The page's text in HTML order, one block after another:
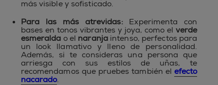
más visible y sofisticado.
Para las más atrevidas:Experimenta con
bases en tonos vibrantes y joya, como el verde
esmeralda o el naranjaintenso, perfectos para
un look llamativo y lleno de personalidad.
Además, si te consideras una persona que
arriesga con sus estilos de uñas, te
recomendamos que pruebes también el efecto
nacarado.